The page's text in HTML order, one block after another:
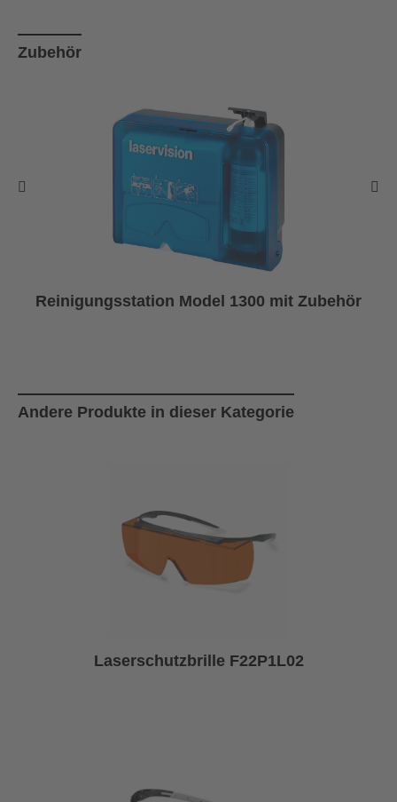
Zubehör
Reinigungsstation Model 1300 mit Zubehör
Andere Produkte in dieser Kategorie
Laserschutzbrille F22P1L02